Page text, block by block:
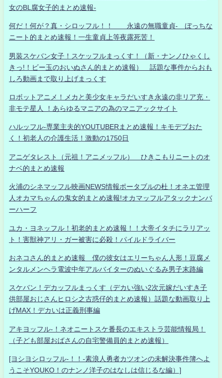
女のBL腐女子的まとめ速報-
何だ！何が？真・シロッフル！！ 永遠の無職童貞- ぼっちな
ニート的まとめ速報！一生童貞上等夜露死苦！
男装スケバン女子！スケッフルまっくす！（新・ナンノひゃくし
きっ!！ビー玉のおいぬさん的まとめ速報） 話題な事件からおも
しろ動画まで取り上げまっくす
ロボットアニメ！メカと美少女キャラだいすき永遠の非リア充・
非モテ星人 ！あらゆるマニアの為のマニアックサイト
ハルッフル-専業主夫的YOUTUBERまとめ速報！キモデブおた
く！初老人の介護生活！激動の1750日
アニゲタレスト（元祖！アニメッフル） ひきこもりニートのオ
ナベ的まとめ速報
火浦のシネマッフル映画NEWS情報ポータブルの杜！オネエ管理
人オカマちゃんの鬼女的まとめ速報!オカマッフルアタックナンバ
ーハーフ
ユカ・ヨネッフル！初老的まとめ速報！！大帝イタチにラリアッ
ト！害獣神アリ・ガー被害に必殺！パイルドライバー
おネコさん的まとめ速報 僕の彼女はエリーちゃん人形！豆腐メ
ンタルメンヘラ電波中年アルバイターのぬいぐるみ男子末路編
スケバン！デカッフルまっくす（デカい強い2次元嫁だいすき子
供部屋おじさんヒロシ之古惑仔的まとめ速報）話題な動画取り上
げMAX！デカいは正義刑事編
アキヨッフル-！ネオニートスケ番長のエキストラ芸能情報局！
（子ども部屋おばさんの自宅警備員的まとめ速報）
[ヨシヨシロッフル-！！-素浪人勇者カツオンの未解決事件簿へよ
うこそYOUKO！のナンノ洋子のはなしは信じるな編）]